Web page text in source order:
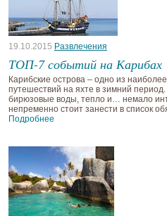
19.10.2015 Развлечения
ТОП-7 событий на Карибах
Карибские острова – одно из
путешествий на яхте в зимний
бирюзовые воды, тепло и… немало
непременно стоит занести в список
Подробнее